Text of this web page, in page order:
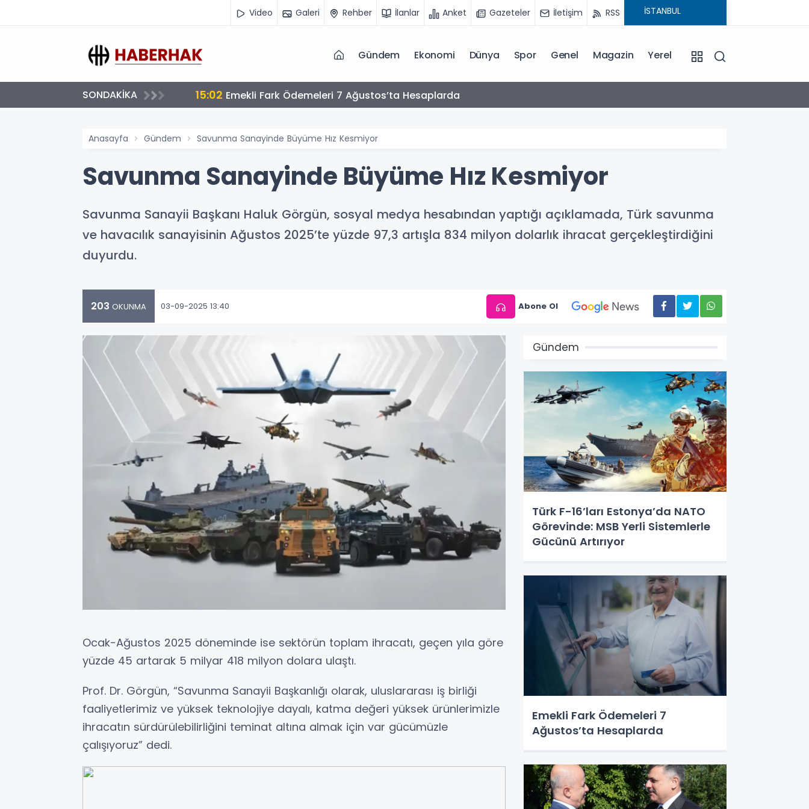
Video Galeri Rehber İlanlar Anket Gazeteler İletişim RSS
Gündem Ekonomi Dünya Spor Genel Magazin Yerel
SONDAKİKA 16:50 Bakan Çiftçi’den YÖK’e Ziyaret: Gündem Üniversite Güvenliği
Anasayfa Gündem Savunma Sanayinde Büyüme Hız Kesmiyor
Savunma Sanayinde Büyüme Hız Kesmiyor
Savunma Sanayii Başkanı Haluk Görgün, sosyal medya hesabından yaptığı açıklamada, Türk savunma
ve havacılık sanayisinin Ağustos 2025’te yüzde 97,3 artışla 834 milyon dolarlık ihracat gerçekleştirdiğini
duyurdu.
203 OKUNMA 03-09-2025 13:40 Abone Ol
Ocak-Ağustos 2025 döneminde ise sektörün toplam ihracatı, geçen yıla göre
yüzde 45 artarak 5 milyar 418 milyon dolara ulaştı.
Prof. Dr. Görgün, “Savunma Sanayii Başkanlığı olarak, uluslararası iş birliği
faaliyetlerimiz ve yüksek teknolojiye dayalı, katma değeri yüksek ürünlerimizle
ihracatın sürdürülebilirliğini teminat altına almak için var gücümüzle
çalışıyoruz” dedi.
Gündem
Türk F-16’ları Estonya’da NATO
Görevinde: MSB Yerli Sistemlerle
Gücünü Artırıyor
Emekli Fark Ödemeleri 7
Ağustos’ta Hesaplarda